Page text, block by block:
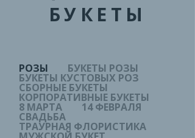
БУКЕТЫ
РОЗЫ БУКЕТЫ РОЗЫ
БУКЕТЫ КУСТОВЫХ РОЗ
СБОРНЫЕ БУКЕТЫ
КОРПОРАТИВНЫЕ БУКЕТЫ
8 МАРТА 14 ФЕВРАЛЯ
СВАДЬБА
ТРАУРНАЯ ФЛОРИСТИКА